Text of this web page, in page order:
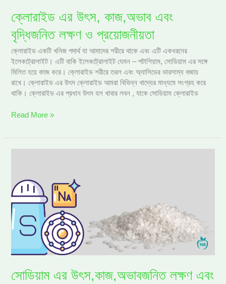
ক্লোরাইড এর উৎস, কাজ,অভাব এবং
বৃদ্ধিজনিত লক্ষণ ও প্রয়োজনীয়তা
ক্লোরাইড একটি খনিজ পদার্থ যা আমাদের শরীরে থাকে এবং এটি একধরনের
ইলেকট্রোলাইট। এটি বাকি ইলেকট্রোলাইট যেমন – পটাশিয়াম, সোডিয়াম এর সঙ্গে
মিলিত হয়ে কাজ করে। ক্লোরাইড শরীরে তরল এবং অ্যাসিডের ভারসাম্য বজায়
রাখে। ক্লোরাইড এর উৎস ক্লোরাইড আমরা বিভিন্ন খাদ্যের মাধ্যমে সংগ্রহ করে
থাকি। ক্লোরাইড এর প্রধান উৎস হল খাবার লবন , যাকে সোডিয়াম ক্লোরাইড
Read More »
সোডিয়াম এর উৎস,কাজ,অভাবজনিত লক্ষণ এবং
লক্ষণ
এবং
এর
দৈনিক
চাহিদা